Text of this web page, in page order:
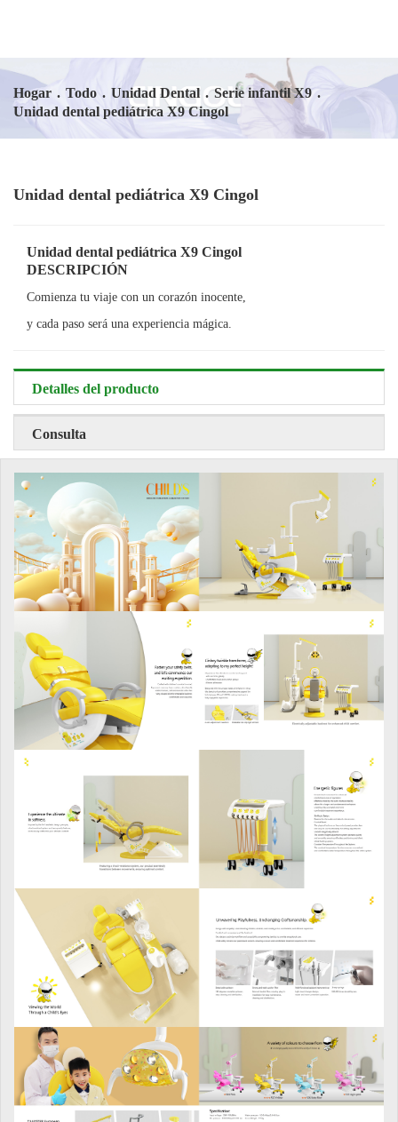
Hogar . Todo . Unidad Dental . Serie infantil X9 .
Unidad dental pediátrica X9 Cingol
Unidad dental pediátrica X9 Cingol
Unidad dental pediátrica X9 Cingol
DESCRIPCIÓN
Comienza tu viaje con un corazón inocente,
y cada paso será una experiencia mágica.
Detalles del producto
Consulta